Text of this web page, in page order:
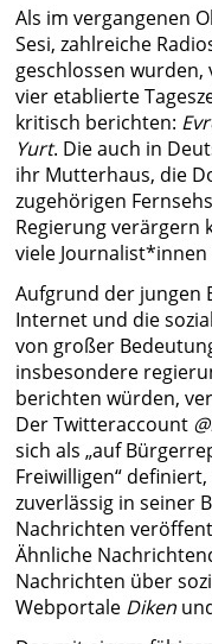
Als im vergangenen
Sesi, zahlreiche
geschlossen
vier etablierte
kritisch berichten:
Yurt. Die auch in
ihr Mutterhaus, die
zugehörigen
Regierung verärgern
viele Journalist*innen
Aufgrund der jungen
Internet und die
von großer
insbesondere
berichten würden,
Der Twitteraccount
sich als „auf
Freiwilligen“
zuverlässig in seiner
Nachrichten
Ähnliche
Nachrichten über
Webportale Diken